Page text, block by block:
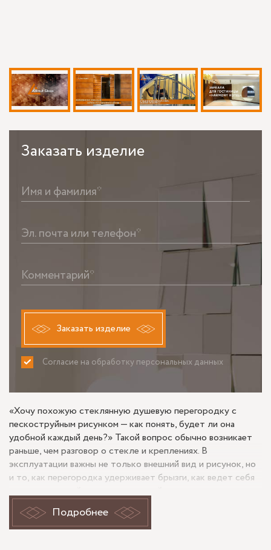
Заказать изделие
Имя и фамилия*
Эл. почта или телефон*
Комментарий*
Заказать изделие
Согласие на обработку персональных данных
ПРИНИМАЮ НЕ ПРИНИМАЮ
«Хочу похожую стеклянную душевую перегородку с
пескоструйным рисунком — как понять, будет ли она
удобной каждый день?» Такой вопрос обычно возникает
раньше, чем разговор о стекле и креплениях. В
эксплуатации важны не только внешний вид и рисунок, но
и то, как перегородка удерживает брызги, как ведет себя
стоит на месте, если это стационарный вариант. Для
объекта на проспекте Стачек особенно показателен сам
формат: прозрачность стекла сохраняет ощущение
Подробнее